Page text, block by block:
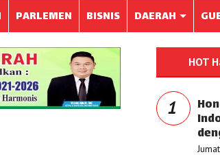
PARLEMEN BISNIS DAERAH
HOT
1